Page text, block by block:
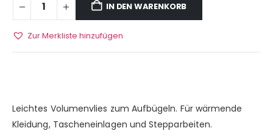
IN DEN WARENKORB
Zur Merkliste hinzufügen
Leichtes Volumenvlies zum Aufbügeln. Für wärmende
Kleidung, Tascheneinlagen und Stepparbeiten.